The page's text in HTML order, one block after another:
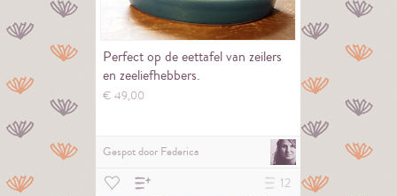
Perfect op de eettafel van zeilers
en zeeliefhebbers.
€49,00
Gespot door Federica
12